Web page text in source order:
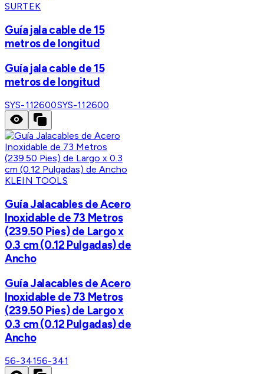
SURTEK
Guía jala cable de 15
metros de longitud
Guía jala cable de 15
metros de longitud
SYS-112600SYS-112600
KLEIN TOOLS
Guía Jalacables de Acero
Inoxidable de 73 Metros
(239.50 Pies) de Largo x
0.3 cm (0.12 Pulgadas) de
Ancho
Guía Jalacables de Acero
Inoxidable de 73 Metros
(239.50 Pies) de Largo x
0.3 cm (0.12 Pulgadas) de
Ancho
56-34156-341